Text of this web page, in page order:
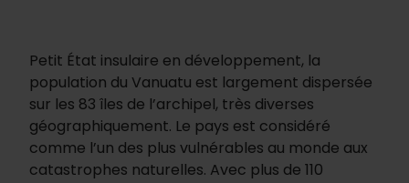
Petit État insulaire en développement, la
population du Vanuatu est largement dispersée
sur les 83 îles de l’archipel, très diverses
géographiquement. Le pays est considéré
comme l’un des plus vulnérables au monde aux
catastrophes naturelles. Avec plus de 110